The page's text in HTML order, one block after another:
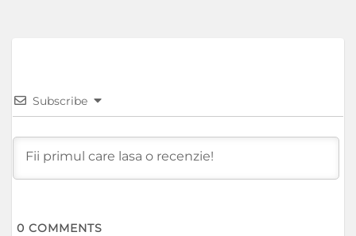
Subscribe
0 COMMENTS